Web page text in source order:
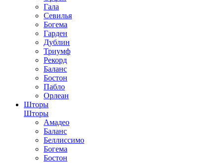
Гала
Севилья
Богема
Гарден
Дублин
Триумф
Рекорд
Баланс
Бостон
Пабло
Орлеан
Шторы
Шторы
Амадео
Баланс
Беллиссимо
Богема
Бостон